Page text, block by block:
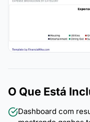
O Que Está
Dashboard com